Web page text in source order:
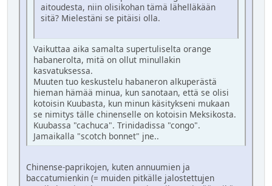
aitoudesta, niin olisikohan tämä lähelläkään
sitä? Mielestäni se pitäisi olla.
Vaikuttaa aika samalta supertuliselta orange
habanerolta, mitä on ollut minullakin
kasvatuksessa.
Muuten tuo keskustelu habaneron alkuperästä
hieman hämää minua, kun sanotaan, että se olisi
kotoisin Kuubasta, kun minun käsitykseni mukaan
se nimitys tälle chinenselle on kotoisin Meksikosta.
Kuubassa "cachuca". Trinidadissa "congo".
Jamaikalla "scotch bonnet" jne..
Chinense-paprikojen, kuten annuumien ja
baccatumienkin (= muiden pitkälle jalostettujen